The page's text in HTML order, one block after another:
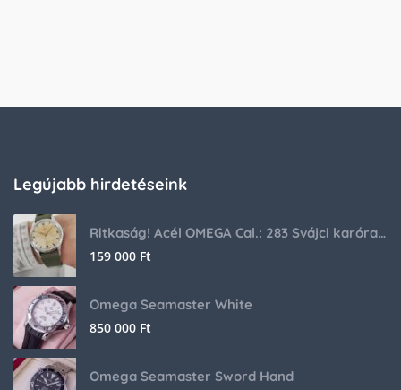
Legújabb hirdetéseink
Ritkaság! Acél OMEGA Cal.: 283 Svájci karóra 1953-ból!
159 000 Ft
Omega Seamaster White
850 000 Ft
Omega Seamaster Sword Hand